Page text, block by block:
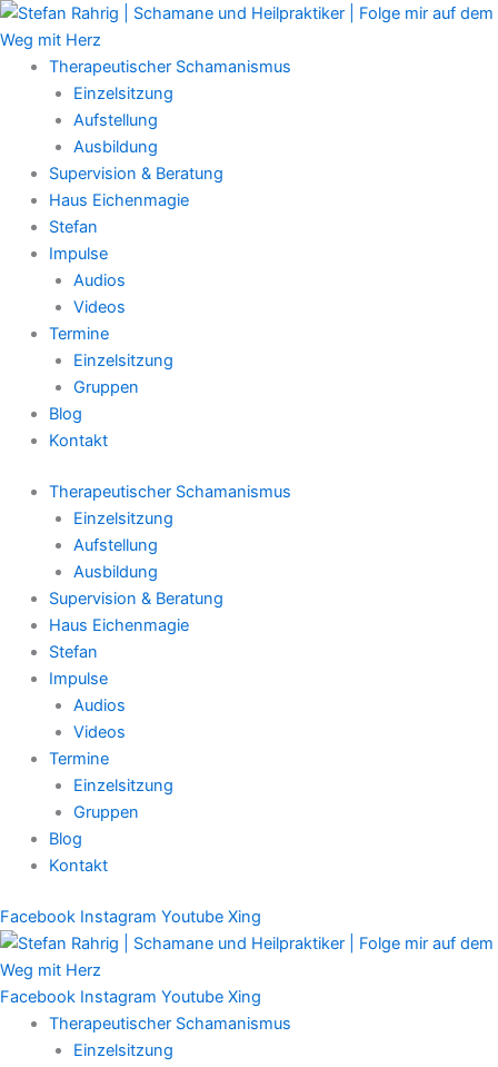
Zum
Inhalt
springenTherapeutischer Schamanismus
Einzelsitzung
Aufstellung
Ausbildung
Supervision & Beratung
Haus Eichenmagie
Stefan
Impulse
Audios
Videos
Termine
Einzelsitzung
Gruppen
Blog
Kontakt
Therapeutischer Schamanismus
Einzelsitzung
Aufstellung
Ausbildung
Supervision & Beratung
Haus Eichenmagie
Stefan
Impulse
Audios
Videos
Termine
Einzelsitzung
Gruppen
Blog
Kontakt
Facebook Instagram Youtube Xing
Facebook Instagram Youtube Xing
Therapeutischer Schamanismus
Einzelsitzung
Main
Menu